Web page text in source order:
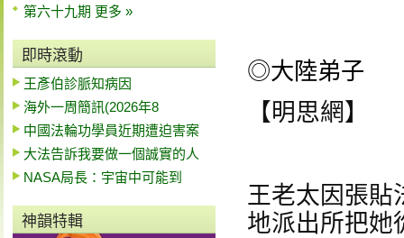
第六十九期 更多 »
即時滾動
王彥伯診脈知病因
海外一周簡訊(2026年8
中國法輪功學員近期遭迫害案
大法告訴我要做一個誠實的人
NASA局長：宇宙中可能到
神韻特輯
◎大陸弟子
【明思網】
王老太因張貼
地派出所把她